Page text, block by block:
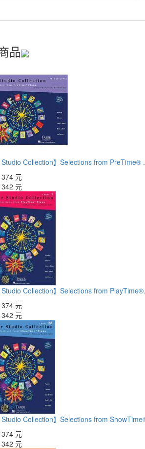
品
Collection】Selections from PreTime®
374 元
342 元
Collection】Selections from
374 元
342 元
Collection】Selections from
374 元
342 元